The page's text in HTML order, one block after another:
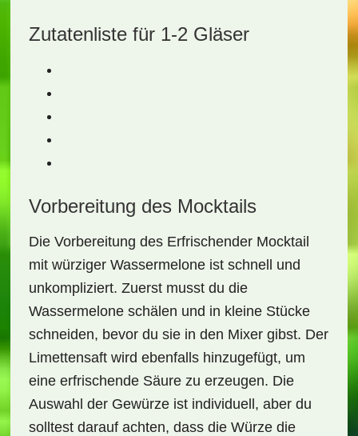
Zutatenliste für 1-2 Gläser
Vorbereitung des Mocktails
Die Vorbereitung des Erfrischender Mocktail
mit würziger Wassermeloneist schnell und
unkompliziert. Zuerst musst du die
Wassermelone schälen und in kleine Stücke
schneiden, bevor du sie in den Mixer gibst. Der
Limettensaft wird ebenfalls hinzugefügt, um
eine erfrischende Säure zu erzeugen. Die
Auswahl der Gewürze ist individuell, aber du
solltest darauf achten, dass die Würze die